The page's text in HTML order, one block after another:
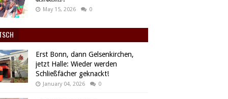
May 15, 2026 0
Erst Bonn, dann Gelsenkirchen,
jetzt Halle: Wieder werden
Schließfächer geknackt!
January 04, 2026 0